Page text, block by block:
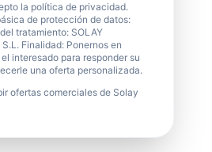
la política de privacidad.
de protección de datos:
tratamiento: SOLAY
S.L. Finalidad: Ponernos en
interesado para responder su
una oferta personalizada.
ofertas comerciales de Solay